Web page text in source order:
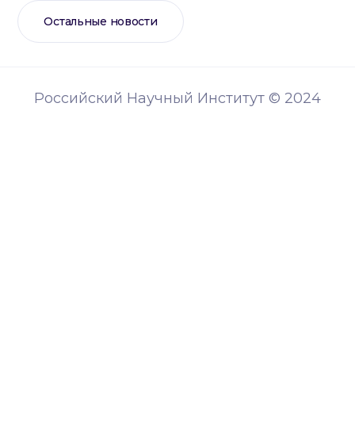
Остальные новости
Российский Научный Институт © 2024